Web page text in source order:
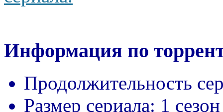
Информация по
Продолжительность
Размер сериала: 1